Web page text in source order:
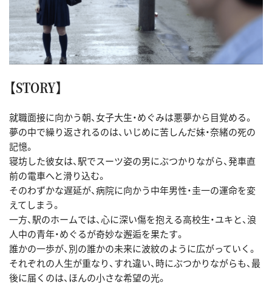
【STORY】
就職面接に向かう朝、女子大生・めぐみは悪夢から目覚める。
夢の中で繰り返されるのは、いじめに苦しんだ妹・奈緒の死の
記憶。
寝坊した彼女は、駅でスーツ姿の男にぶつかりながら、発車直
前の電車へと滑り込む。
そのわずかな遅延が、病院に向かう中年男性・圭一の運命を変
えてしまう。
一方、駅のホームでは、心に深い傷を抱える高校生・ユキと、浪
人中の青年・めぐるが奇妙な邂逅を果たす。
誰かの一歩が、別の誰かの未来に波紋のように広がっていく。
それぞれの人生が重なり、すれ違い、時にぶつかりながらも、最
後に届くのは、ほんの小さな希望の光。